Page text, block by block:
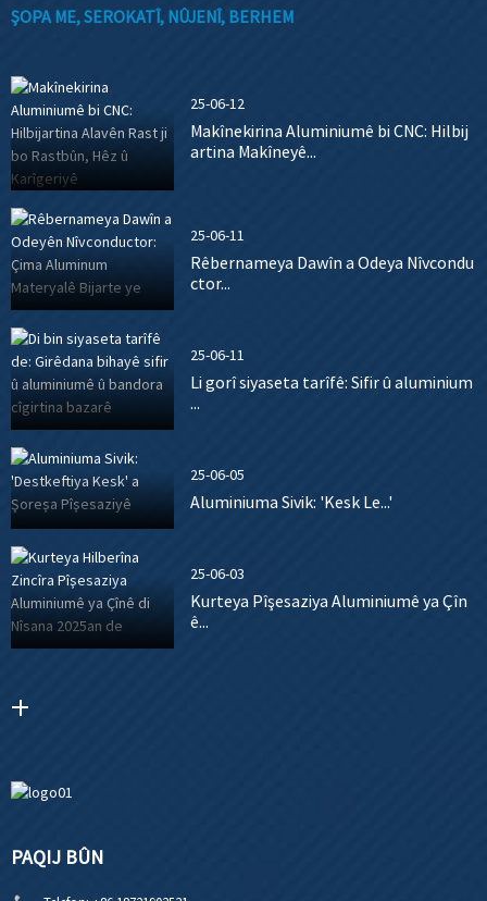
ŞOPA ME, SEROKATÎ, NÛJENÎ, BERHEM
25-06-12
Makînekirina Aluminiumê bi CNC: Hilbij
artina Makîneyê...
25-06-11
Rêbernameya Dawîn a Odeya Nîvcondu
ctor...
25-06-11
Li gorî siyaseta tarîfê: Sifir û aluminium
...
25-06-05
Aluminiuma Sivik: 'Kesk Le...'
25-06-03
Kurteya Pîşesaziya Aluminiumê ya Çîn
ê...
PAQIJ BÛN